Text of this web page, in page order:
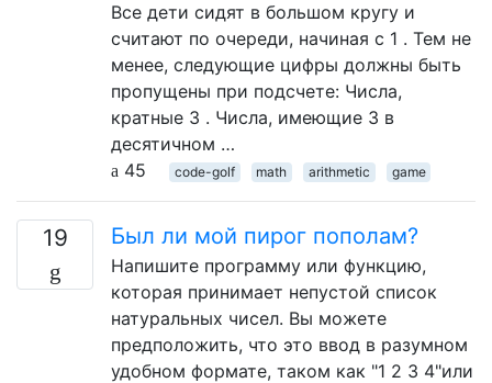
Все дети сидят в большом кругу и
считают по очереди, начиная с 1 . Тем не
менее, следующие цифры должны быть
пропущены при подсчете: Числа,
кратные 3 . Числа, имеющие 3 в
десятичном …
45
code-golf math arithmetic game
19 Был ли мой пирог пополам?
Напишите программу или функцию,
которая принимает непустой список
натуральных чисел. Вы можете
предположить, что это ввод в разумном
удобном формате, таком как "1 2 3 4"или